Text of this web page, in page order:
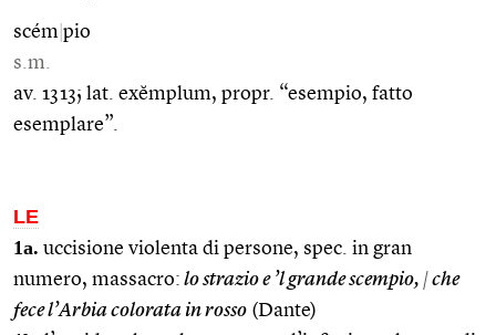
scém pio
s.m.
av. 1313; lat. exĕmplum, propr. “esempio, fatto
esemplare”.
LE
1a. uccisione violenta di persone, spec. in gran
numero, massacro: lo strazio e ’l grande scempio, |che
fece l’Arbia colorata in rosso (Dante)